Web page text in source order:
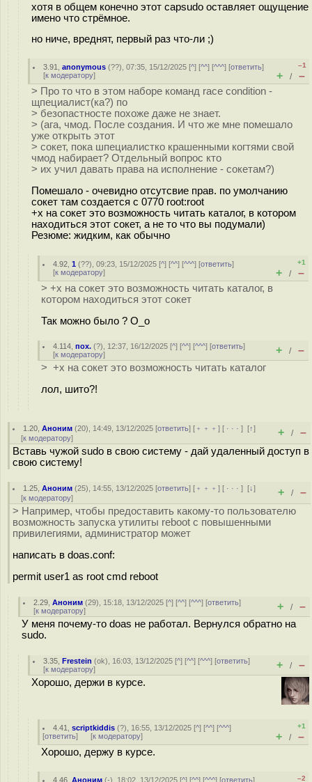
хотя в общем конечно этот capsudo оставляет ощущение
имено что стрёмное.
но ниче, вреднят, первый раз что-ли ;)
3.91 ,anonymous (??), 07:35, 15/12/2025 [^] [^^] [^^^] [ответить]
[к модератору]
–1
+ / –
> Про то что в этом наборе команд race condition -
щпециалист(ка?) по
> безопастносте похоже даже не знает.
> (ага, чмод. После создания. И что же мне помешало
уже открыть этот
> сокет, пока шпециалистко крашенными когтями свой
чмод набирает? Отдельный вопрос кто
> их учил давать права на исполнение - сокетам?)
Помешало - очевидно отсутсвие прав. по умолчанию
сокет там создается с 0770 root:root
+x на сокет это возможность читать каталог, в котором
находиться этот сокет, а не то что вы подумали)
Резюме: жидким, как обычно
4.92 ,1 (??), 09:23, 15/12/2025 [^] [^^] [^^^] [ответить]
[к модератору]
+1
+ / –
> +x на сокет это возможность читать каталог, в
котором находиться этот сокет
Так можно было ? O_o
4.114 ,пох. (?), 12:37, 16/12/2025 [^] [^^] [^^^] [ответить]
[к модератору] + / –
> +x на сокет это возможность читать каталог
лол, шито?!
1.20 ,Аноним (20), 14:49, 13/12/2025 [ответить] [ ﹢﹢﹢] [ · · ·][↑]
[к модератору] + / –
Вставь чужой sudo в свою систему - дай удаленный доступ в
свою систему!
1.25 ,Аноним (25), 14:55, 13/12/2025 [ответить] [ ﹢﹢﹢] [ · · ·][↓]
[к модератору] + / –
> Например, чтобы предоставить какому-то пользователю
возможность запуска утилиты reboot с повышенными
привилегиями, администратор может
написать в doas.conf:
permit user1 as root cmd reboot
2.29 ,Аноним (29), 15:18, 13/12/2025 [^] [^^] [^^^] [ответить]
[к модератору] + / –
У меня почему-то doas не работал. Вернулся обратно на
sudo.
3.35 ,Frestein (ok), 16:03, 13/12/2025 [^] [^^] [^^^] [ответить]
[к модератору] + / –
Хорошо, держи в курсе.
4.41 ,scriptkiddis (?), 16:55, 13/12/2025 [^] [^^] [^^^]
[ответить] [к модератору]
+1
+ / –
Хорошо, держу в курсе.
4.46 ,Аноним (-), 18:02, 13/12/2025 [^] [^^] [^^^] [ответить] –2